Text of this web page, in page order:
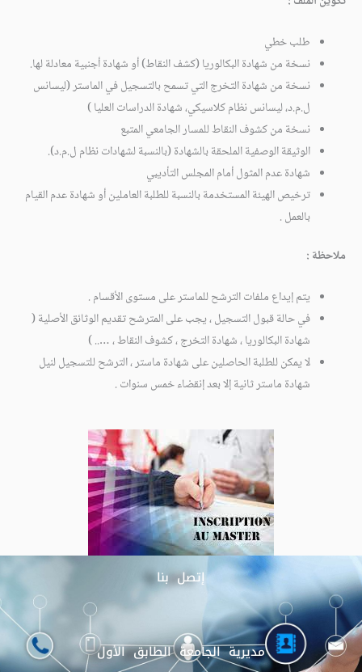
طلب خطي
نسخة من شهادة البكالوريا (كشف النقاط) أو شهادة أجنبية معادلة لها.
نسخة من شهادة التخرج التي تسمح بالتسجيل في الماستر (ليسانس
ل.م.د، ليسانس نظام كلاسيكي، شهادة الدراسات العليا )
نسخة من كشوف النقاط للمسار الجامعي المتبع
الوثيقة الوصفية الملحقة بالشهادة (بالنسبة لشهادات نظام ل.م.د).
شهادة عدم المثول أمام المجلس التأديبي
ترخيص الهيئة المستخدمة بالنسبة للطلبة العاملين أو شهادة عدم القيام
بالعمل .
ملاحظة :
يتم إيداع ملفات الترشح للماستر على مستوى الأقسام .
في حالة قبول التسجيل ، يجب على المترشح تقديم الوثائق الأصلية (
شهادة البكالوريا ، شهادة التخرج ، كشوف النقاط ، ….. )
لا يمكن للطلبة الحاصلين على شهادة ماستر ، الترشح للتسجيل لنيل
شهادة ماستر ثانية إلا بعد إنقضاء خمس سنوات .
إتصل بنا
مديرية الجامعة الطابق الأول